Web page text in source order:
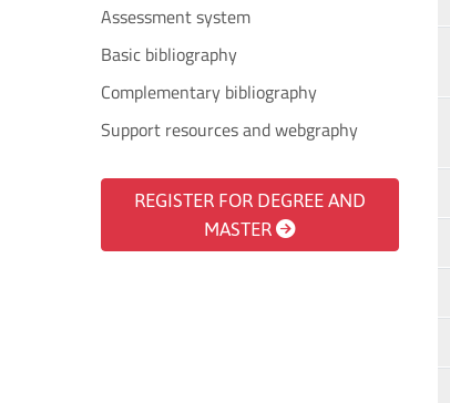
Assessment system
Basic bibliography
Complementary bibliography
Support resources and webgraphy
REGISTER FOR DEGREE AND
MASTER